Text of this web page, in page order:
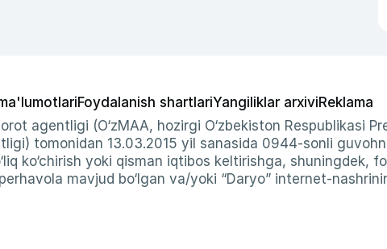
Foydalanish shartlariYangiliklar arxiviReklama
agentligi (O‘zMAA, hozirgi O‘zbekiston Respublikasi
tomonidan 13.03.2015 yil sanasida 0944-sonli
ko‘chirish yoki qisman iqtibos keltirishga, shuningdek,
mavjud bo‘lgan va/yoki “Daryo” internet-